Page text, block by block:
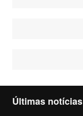
Últimas notícias